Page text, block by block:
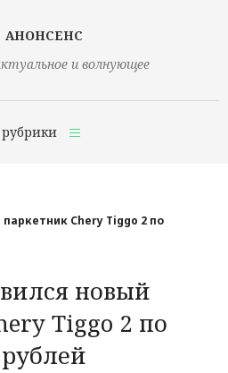
АНОНСЕНС
и волнующее
рубрики
Chery Tiggo 2 по
новый
Tiggo 2 по